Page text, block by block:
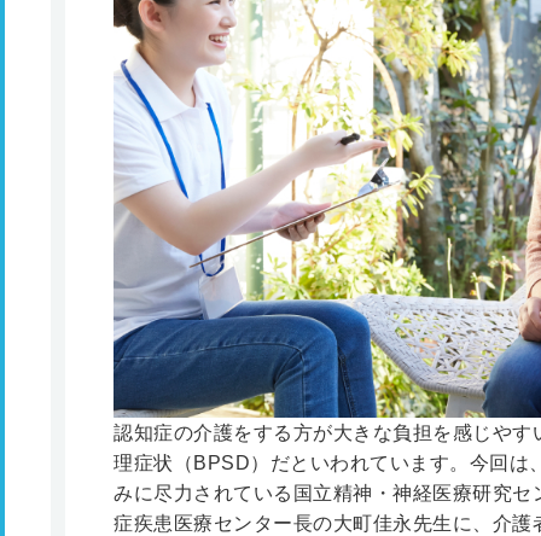
認知症の介護をする方が大きな負担を感じや
理症状（BPSD）だといわれています。今回は
みに尽力されている国立精神・神経医療研究
症疾患医療センター長の大町佳永先生に、介